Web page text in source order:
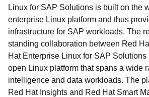
Linux for SAP Solutions is built on the
enterprise Linux platform and thus
infrastructure for SAP workloads. The
standing collaboration between Red
Hat Enterprise Linux for SAP
open Linux platform that spans a wide
intelligence and data workloads. The
Red Hat Insights and Red Hat Smart